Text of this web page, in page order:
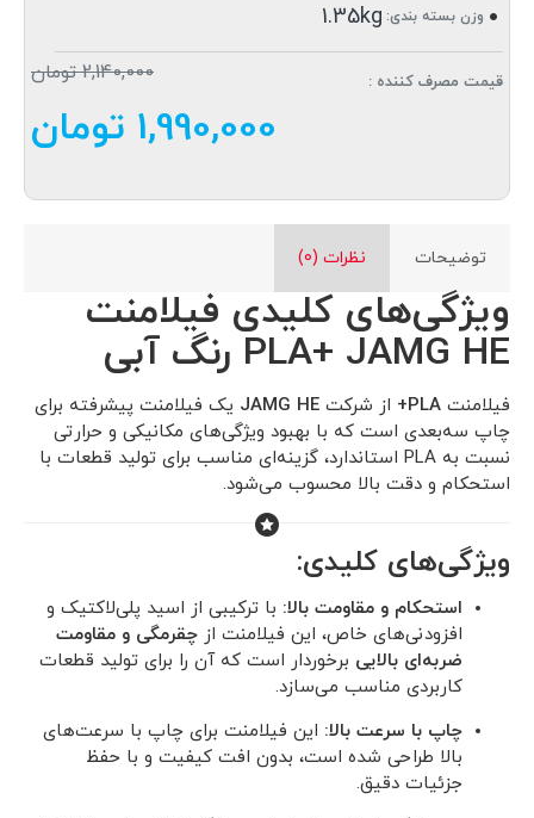
قیمت مصرف کننده : 2,140,000 تومان
1,990,000 تومان
وزن بسته بندی: 1.35kg
توضیحات نظرات (0)
ویژگی‌های کلیدی فیلامنت
PLA+ JAMG HE رنگ آبی
فیلامنت PLA+ از شرکت JAMG HE یک فیلامنت پیشرفته برای
چاپ سه‌بعدی است که با بهبود ویژگی‌های مکانیکی و حرارتی
نسبت به PLA استاندارد، گزینه‌ای مناسب برای تولید قطعات با
استحکام و دقت بالا محسوب می‌شود.
ویژگی‌های کلیدی:
استحکام و مقاومت بالا: با ترکیبی از اسید پلی‌لاکتیک و
افزودنی‌های خاص، این فیلامنت از چقرمگی و مقاومت
ضربه‌ای بالایی برخوردار است که آن را برای تولید قطعات
کاربردی مناسب می‌سازد.
چاپ با سرعت بالا: این فیلامنت برای چاپ با سرعت‌های
بالا طراحی شده است، بدون افت کیفیت و با حفظ
جزئیات دقیق.